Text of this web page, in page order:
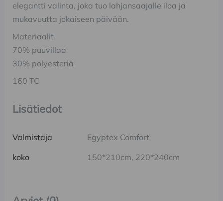
elegantti valinta, joka tuo lahjansaajalle iloa ja
mukavuutta jokaiseen päivään.
Materiaalit
70% puuvillaa
30% polyesteriä
160 TC
Lisätiedot
Valmistaja
Egyptex Comfort
koko
150*210cm, 220*240cm